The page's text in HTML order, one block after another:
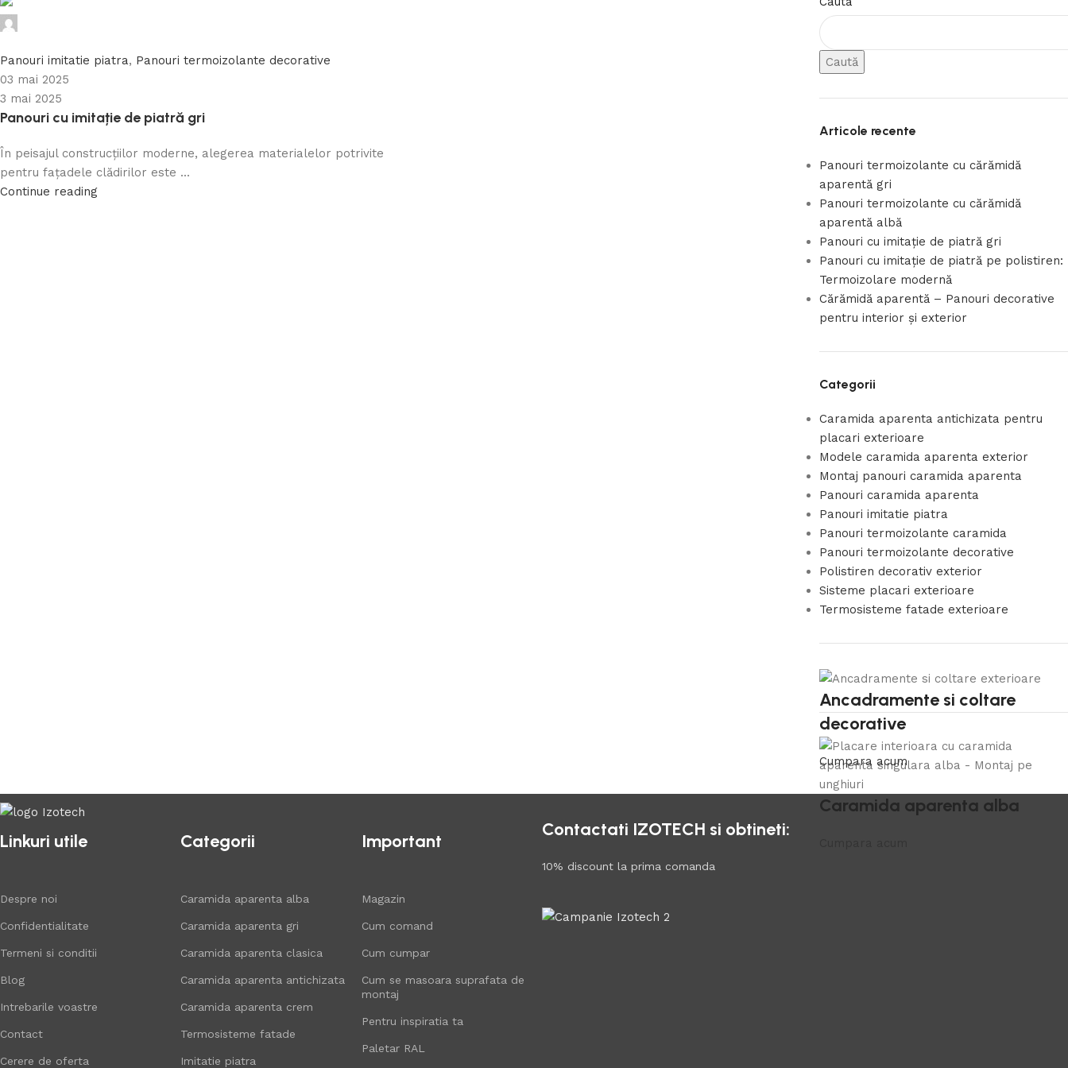
Panouri imitatie piatra, Panouri termoizolante decorative
03 mai 2025
3 mai 2025
Panouri cu imitație de piatră gri
În peisajul construcțiilor moderne, alegerea materialelor potrivite
pentru fațadele clădirilor este ...
Continue reading
Caută
Articole recente
Panouri termoizolante cu cărămidă
aparentă gri
Panouri termoizolante cu cărămidă
aparentă albă
Panouri cu imitație de piatră gri
Panouri cu imitație de piatră pe polistiren:
Termoizolare modernă
Cărămidă aparentă – Panouri decorative
pentru interior și exterior
Categorii
Caramida aparenta antichizata pentru
placari exterioare
Modele caramida aparenta exterior
Montaj panouri caramida aparenta
Panouri caramida aparenta
Panouri imitatie piatra
Panouri termoizolante caramida
Panouri termoizolante decorative
Polistiren decorativ exterior
Sisteme placari exterioare
Termosisteme fatade exterioare
Ancadramente si coltare
decorative
Cumpara acum
Caramida aparenta alba
Linkuri utile
Despre noi
Confidentialitate
Termeni si conditii
Blog
Intrebarile voastre
Contact
Cerere de oferta
Categorii
Caramida aparenta alba
Caramida aparenta gri
Caramida aparenta clasica
Caramida aparenta antichizata
Caramida aparenta crem
Termosisteme fatade
Imitatie piatra
Important
Magazin
Cum comand
Cum cumpar
Cum se masoara suprafata de
montaj
Pentru inspiratia ta
Paletar RAL
Contactati IZOTECH si obtineti:
10% discount la prima comanda